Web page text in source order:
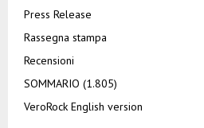
Press Release
Rassegna stampa
Recensioni
SOMMARIO (1.805)
VeroRock English version